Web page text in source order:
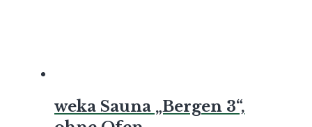
weka Sauna „Bergen 3“,